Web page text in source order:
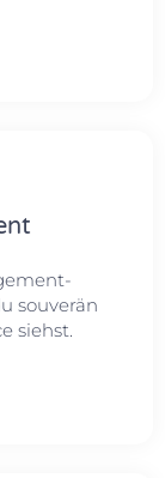
souverän
siehst.